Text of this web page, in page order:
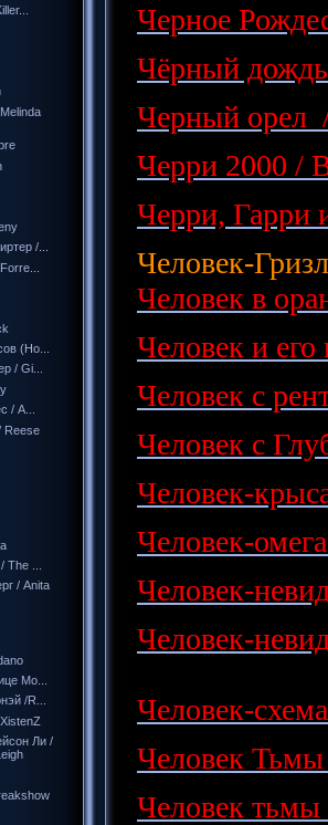
/...
(Но...
/ Gi...
/ A...
Reese
...
/ Anita
Мо...
/R...
Ли /
Черное
Чёрный
Черный орел
Черри 2000 /
Черри, Гарри
Человек-
Человек в
Человек и
Человек с
Человек с
Человек-
Человек-
Человек-
Человек-
Человек-
Человек
Человек